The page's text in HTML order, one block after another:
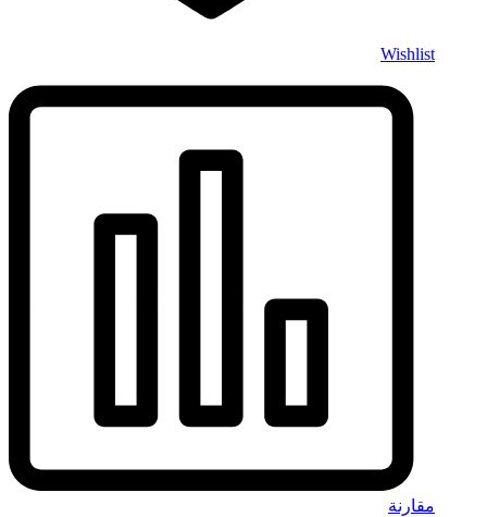
Wishlist
مقارنة